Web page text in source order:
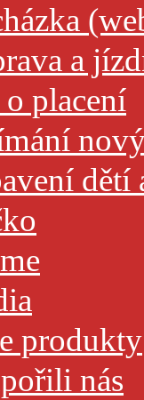
a
placení
dětí
produkty
nás